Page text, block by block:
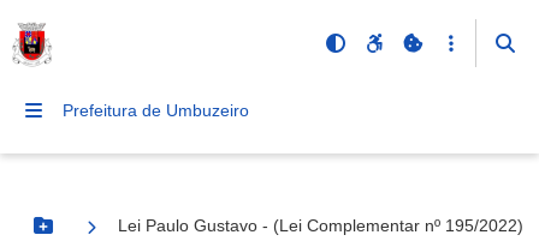
Prefeitura de Umbuzeiro
Botão Menu
Lei Paulo Gustavo - (Lei Complementar nº 195/2022)